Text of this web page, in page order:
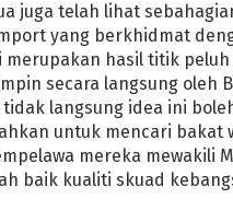
juga telah lihat
yang berkhidmat
hasil titik peluh
secara langsung oleh
tidak langsung idea ini
untuk mencari bakat
mereka mewakili
baik kualiti skuad